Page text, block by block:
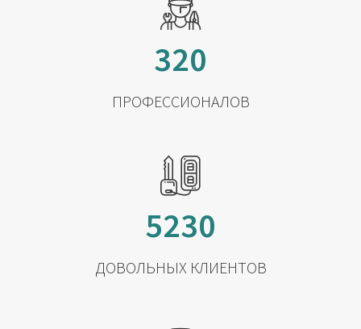
320
ПРОФЕССИОНАЛОВ
5230
ДОВОЛЬНЫХ КЛИЕНТОВ